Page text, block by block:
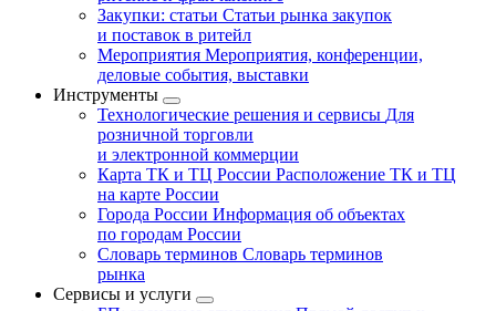
Закупки: статьи Статьи рынка закупок
и поставок в ритейл
Мероприятия Мероприятия, конференции,
деловые события, выставки
Инструменты
Технологические решения и сервисы Для
розничной торговли
и электронной коммерции
Карта ТК и ТЦ России Расположение ТК и ТЦ
на карте России
Города России Информация об объектах
по городам России
Словарь терминов Словарь терминов
рынка
Сервисы и услуги